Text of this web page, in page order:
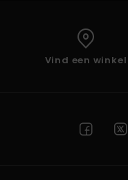
Vind een winkel